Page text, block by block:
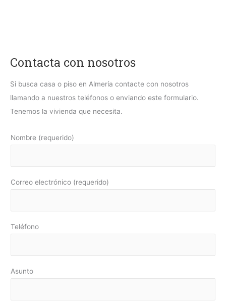
Contacta con nosotros
Si busca casa o piso en Almería contacte con nosotros
llamando a nuestros teléfonos o enviando este formulario.
Tenemos la vivienda que necesita.
Nombre (requerido)
Correo electrónico (requerido)
Teléfono
Asunto